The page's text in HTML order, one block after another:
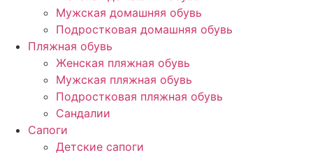
Мужская домашняя обувь
Подростковая домашняя обувь
Пляжная обувь
Женская пляжная обувь
Мужская пляжная обувь
Подростковая пляжная обувь
Сандалии
Сапоги
Детские сапоги